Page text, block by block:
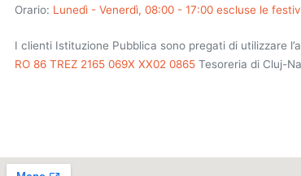
Orario: Lunedì - Venerdì, 08:00 - 17:00 escluse le
I clienti Istituzione Pubblica sono pregati di utilizzare
RO 86 TREZ 2165 069X XX02 0865Tesoreria di Cluj-